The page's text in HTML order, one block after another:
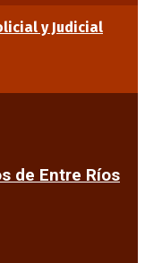
y Judicial
de Entre Ríos